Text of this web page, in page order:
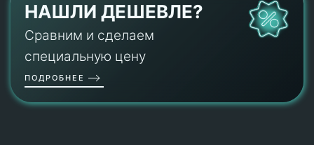
НАШЛИ ДЕШЕВЛЕ?
Сравним и сделаем
специальную цену
ПОДРОБНЕЕ